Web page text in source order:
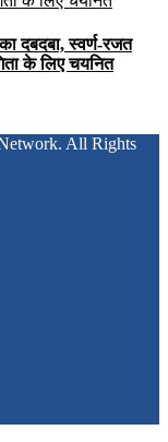
दबदबा, स्वर्ण-रजत
के लिए चयनित
All Rights